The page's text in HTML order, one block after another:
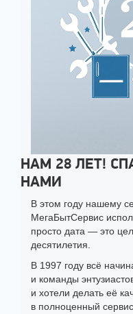
НАМ 28 ЛЕТ!
НАМИ
В этом году нашему
МегаБытСервис
просто дата — это
десятилетия.
В 1997 году всё
и команды
и хотели делать её
в полноценный